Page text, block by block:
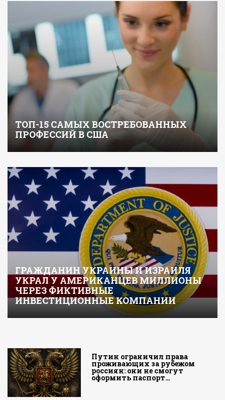
ТОП-15 САМЫХ ВОСТРЕБОВАННЫХ
ПРОФЕССИЙ В США
ГРАЖДАНИН УКРАИНЫ И ИЗРАИЛЯ
УКРАЛ У АМЕРИКАНЦЕВ МИЛЛИОНЫ
ЧЕРЕЗ ФИКТИВНЫЕ
ИНВЕСТИЦИОННЫЕ КОМПАНИИ
Путин ограничил права
проживающих за рубежом
россиян: они не смогут
оформить паспорт…